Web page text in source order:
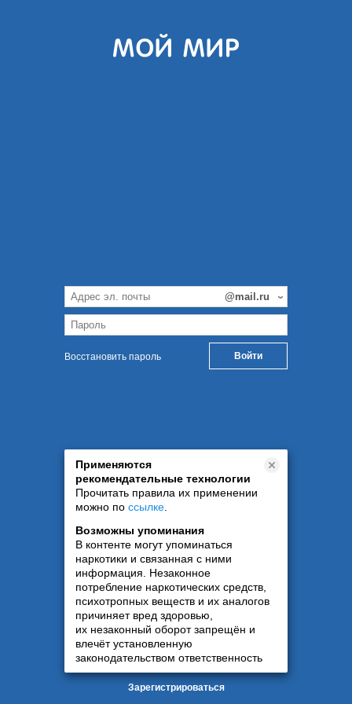
Восстановить пароль
Применяются
рекомендательные технологии
Прочитать правила их применении
можно по ссылке
Возможны упоминания
В контенте могут упоминаться
наркотики и связанная с ними
информация. Незаконное
потребление наркотических средств,
психотропных веществ и их аналогов
причиняет вред здоровью,
их незаконный оборот запрещён и
влечёт установленную
законодательством ответственность
Зарегистрироваться